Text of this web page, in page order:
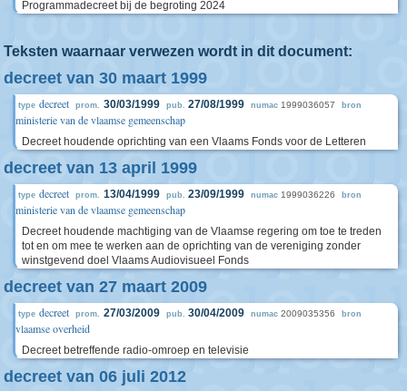
Programmadecreet bij de begroting 2024
Teksten waarnaar verwezen wordt in dit document:
decreet van 30 maart 1999
type decreet prom. 30/03/1999 pub. 27/08/1999 numac 1999036057 bron
ministerie van de vlaamse gemeenschap
Decreet houdende oprichting van een Vlaams Fonds voor de Letteren
decreet van 13 april 1999
type decreet prom. 13/04/1999 pub. 23/09/1999 numac 1999036226 bron
ministerie van de vlaamse gemeenschap
Decreet houdende machtiging van de Vlaamse regering om toe te treden
tot en om mee te werken aan de oprichting van de vereniging zonder
winstgevend doel Vlaams Audiovisueel Fonds
decreet van 27 maart 2009
type decreet prom. 27/03/2009 pub. 30/04/2009 numac 2009035356 bron
vlaamse overheid
Decreet betreffende radio-omroep en televisie
decreet van 06 juli 2012